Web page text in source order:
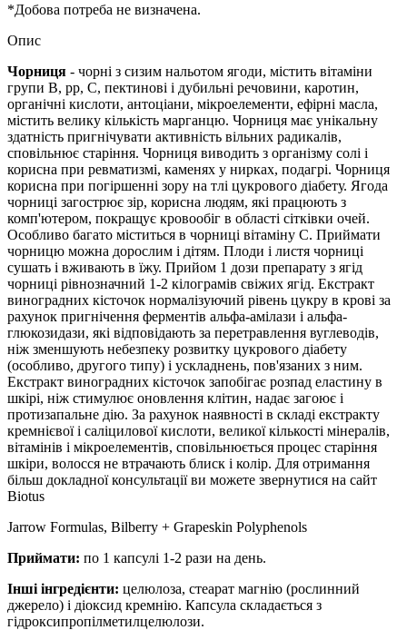
*Добова потреба не визначена.
Опис
Чорниця - чорні з сизим нальотом ягоди, містить вітаміни
групи В, pp, С, пектинові і дубильні речовини, каротин,
органічні кислоти, антоціани, мікроелементи, ефірні масла,
містить велику кількість марганцю. Чорниця має унікальну
здатність пригнічувати активність вільних радикалів,
сповільнює старіння. Чорниця виводить з організму солі і
корисна при ревматизмі, каменях у нирках, подагрі. Чорниця
корисна при погіршенні зору на тлі цукрового діабету. Ягода
чорниці загострює зір, корисна людям, які працюють з
комп'ютером, покращує кровообіг в області сітківки очей.
Особливо багато міститься в чорниці вітаміну С. Приймати
чорницю можна дорослим і дітям. Плоди і листя чорниці
сушать і вживають в їжу. Прийом 1 дози препарату з ягід
чорниці рівнозначний 1-2 кілограмів свіжих ягід. Екстракт
виноградних кісточок нормалізуючий рівень цукру в крові за
рахунок пригнічення ферментів альфа-амілази і альфа-
глюкозидази, які відповідають за перетравлення вуглеводів,
ніж зменшують небезпеку розвитку цукрового діабету
(особливо, другого типу) і ускладнень, пов'язаних з ним.
Екстракт виноградних кісточок запобігає розпад еластину в
шкірі, ніж стимулює оновлення клітин, надає загоює і
протизапальне дію. За рахунок наявності в складі екстракту
кремнієвої і саліцилової кислоти, великої кількості мінералів,
вітамінів і мікроелементів, сповільнюється процес старіння
шкіри, волосся не втрачають блиск і колір. Для отримання
більш докладної консультації ви можете звернутися на сайт
Biotus
Jarrow Formulas, Bilberry + Grapeskin Polyphenols
Приймати: по 1 капсулі 1-2 рази на день.
Інші інгредієнти: целюлоза, стеарат магнію (рослинний
джерело) і діоксид кремнію. Капсула складається з
гідроксипропілметилцелюлози.